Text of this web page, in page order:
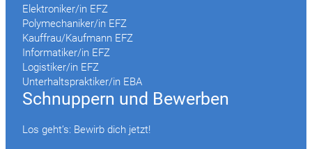
Elektroniker/in EFZ
Polymechaniker/in EFZ
Kauffrau/Kaufmann EFZ
Informatiker/in EFZ
Logistiker/in EFZ
Unterhaltspraktiker/in EBA
Schnuppern und Bewerben
Los geht’s: Bewirb dich jetzt!